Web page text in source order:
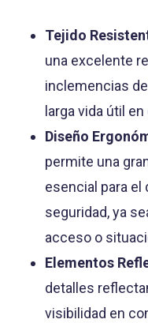
Tejido
una excelente
inclemencias
larga vida útil
Diseño
permite una
esencial para
seguridad, ya
acceso o
Elementos
detalles
visibilidad en